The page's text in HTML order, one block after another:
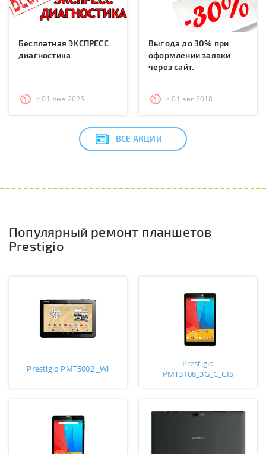
Бесплатная ЭКСПРЕСС
диагностика
с 01 янв 2025
Выгода до 30% при
оформлении заявки
через сайт.
с 01 авг 2018
ВСЕ АКЦИИ
Популярный ремонт планшетов
Prestigio
Prestigio PMT5002 _Wi
Prestigio
PMT3108_3G_C_CIS